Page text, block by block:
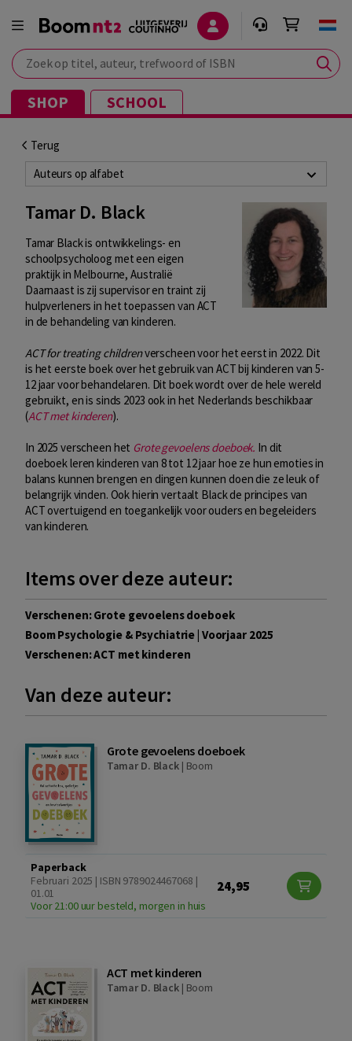
Zoek op titel, auteur, trefwoord of ISBN
SHOP SCHOOL
Terug
Auteurs op alfabet
Tamar D. Black
Tamar Black is ontwikkelings- en
schoolpsycholoog met een eigen
praktijk in Melbourne, Australië
Daarnaast is zij supervisor en traint zij
hulpverleners in het toepassen van ACT
in de behandeling van kinderen.
ACT for treating childrenverscheen voor het eerst in 2022. Dit
is het eerste boek over het gebruik van ACT bij kinderen van 5-
12 jaar voor behandelaren. Dit boek wordt over de hele wereld
gebruikt, en is sinds 2023 ook in het Nederlands beschikbaar
(ACT met kinderen).
In 2025 verscheen het Grote gevoelens doeboek. In dit
doeboek leren kinderen van 8 tot 12 jaar hoe ze hun emoties in
balans kunnen brengen en dingen kunnen doen die ze leuk of
belangrijk vinden. Ook hierin vertaalt Black de principes van
ACT overtuigend en toegankelijk voor ouders en begeleiders
van kinderen.
Items over deze auteur:
Verschenen: Grote gevoelens doeboek
Boom Psychologie & Psychiatrie | Voorjaar 2025
Verschenen: ACT met kinderen
Van deze auteur:
Grote gevoelens doeboek
Tamar D. Black| Boom
Paperback
Februari 2025 | ISBN 9789024467068 |
01.01
Voor 21:00 uur besteld, morgen in huis
24,95
ACT met kinderen
Tamar D. Black| Boom